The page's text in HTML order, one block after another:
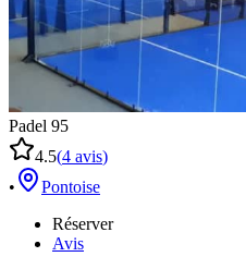
Padel 95
4.5(4 avis)
•
Pontoise
Réserver
Avis